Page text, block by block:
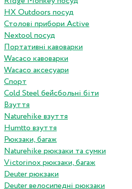
HX Outdoors посуд
Столові прибори Active
Nextool посуд
Портативні кавоварки
Wacaco кавоварки
Wacaco аксесуари
Спорт
Cold Steel бейсбольні біти
Взуття
Naturehike взуття
Humtto взуття
Рюкзаки, багаж
Naturehike рюкзаки та сумки
Victorinox рюкзаки, багаж
Deuter рюкзаки
Deuter велосипедні рюкзаки